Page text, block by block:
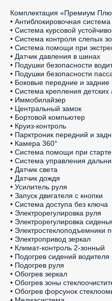
Комплектация «Премиум
• Антиблокировочная система
• Система курсовой
• Система контроля слепых
• Система помощи при
• Датчик давления в шинах
• Подушки безопасности
• Подушки безопасности
• Боковые передние и задние
• Система крепления детских
• Иммобилайзер
• Центральный замок
• Бортовой компьютер
• Круиз-контроль
• Парктроник передний и
• Камера 360°
• Система помощи при старте
• Система управления
• Датчик света
• Датчик дождя
• Усилитель руля
• Запуск двигателя с кнопки
• Система доступа без ключа
• Электрорегулировка руля
• Электрорегулировка
• Электростеклоподъемники
• Электропривод зеркал
• Климат-контроль 2-зонный
• Подогрев сидений
• Подогрев руля
• Обогрев зеркал
• Обогрев зоны
• Обогрев форсунок